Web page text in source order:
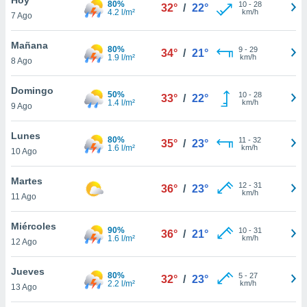
en
más
nuestra
de
cookies
aceptar
7 Ago
80%
4.2 l/m²
32° / 22° 10- 28
km/h
Mañana
8 Ago
80%
1.9 l/m²
34° / 21° 9- 29
km/h
Domingo
9 Ago
50%
1.4 l/m²
33° / 22° 10- 28
km/h
Lunes
10 Ago
80%
1.6 l/m²
35° / 23° 11 - 32
km/h
Martes
11 Ago
36° / 23° 12- 31
km/h
Miércoles
12 Ago
90%
1.6 l/m²
36° / 21° 10- 31
km/h
Jueves
13 Ago
80%
2.2 l/m²
32° / 23° 5- 27
km/h